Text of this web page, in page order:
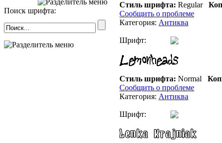
Поиск шрифта:
Стиль шрифта: Regular
Сообщить о проблеме
Категория: Антиква
Шрифт:
Стиль шрифта: Normal
Сообщить о проблеме
Категория: Антиква
Шрифт: